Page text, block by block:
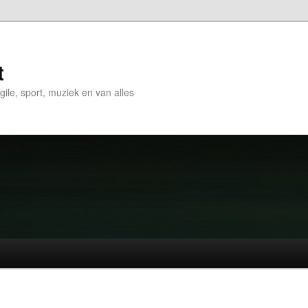
sport, muziek en van alles